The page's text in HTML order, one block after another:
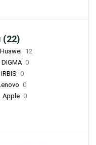
Huawei 12
DIGMA 0
IRBIS 0
0
Apple 0